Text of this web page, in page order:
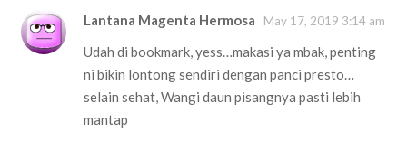
Lantana Magenta Hermosa May 17, 2019 3:14 am
Udah di bookmark, yess…makasi ya mbak, penting
ni bikin lontong sendiri dengan panci presto…
selain sehat, Wangi daun pisangnya pasti lebih
mantap